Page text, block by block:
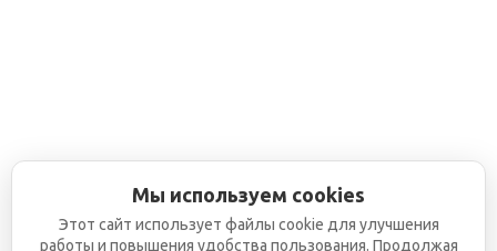
Мы используем cookies
Этот сайт использует файлы cookie для улучшения
работы и повышения удобства пользования. Продолжая